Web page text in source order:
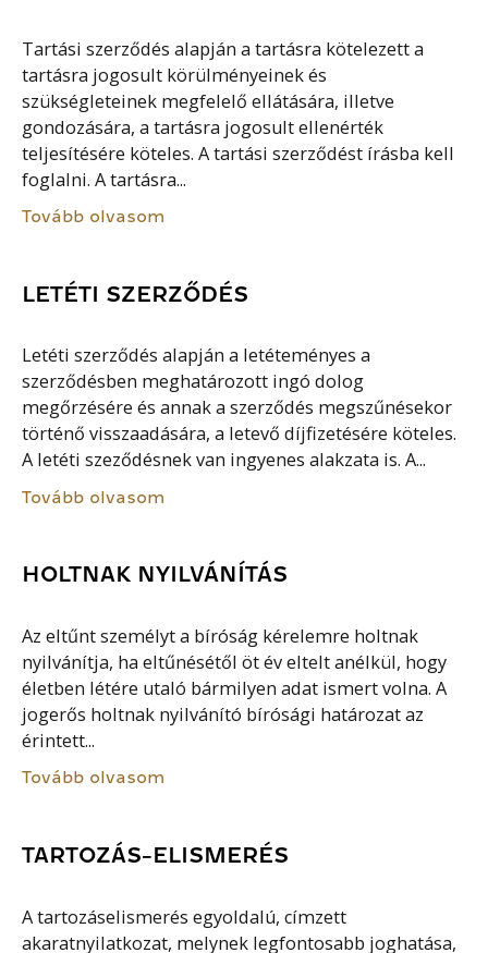
Tartási szerződés alapján a tartásra kötelezett a
tartásra jogosult körülményeinek és
szükségleteinek megfelelő ellátására, illetve
gondozására, a tartásra jogosult ellenérték
teljesítésére köteles. A tartási szerződést írásba kell
foglalni. A tartásra...
Tovább olvasom
LETÉTI SZERZŐDÉS
Letéti szerződés alapján a letéteményes a
szerződésben meghatározott ingó dolog
megőrzésére és annak a szerződés megszűnésekor
történő visszaadására, a letevő díjfizetésére köteles.
A letéti szeződésnek van ingyenes alakzata is. A...
Tovább olvasom
HOLTNAK NYILVÁNÍTÁS
Az eltűnt személyt a bíróság kérelemre holtnak
nyilvánítja, ha eltűnésétől öt év eltelt anélkül, hogy
életben létére utaló bármilyen adat ismert volna. A
jogerős holtnak nyilvánító bírósági határozat az
érintett...
Tovább olvasom
TARTOZÁS-ELISMERÉS
A tartozáselismerés egyoldalú, címzett
akaratnyilatkozat, melynek legfontosabb joghatása,